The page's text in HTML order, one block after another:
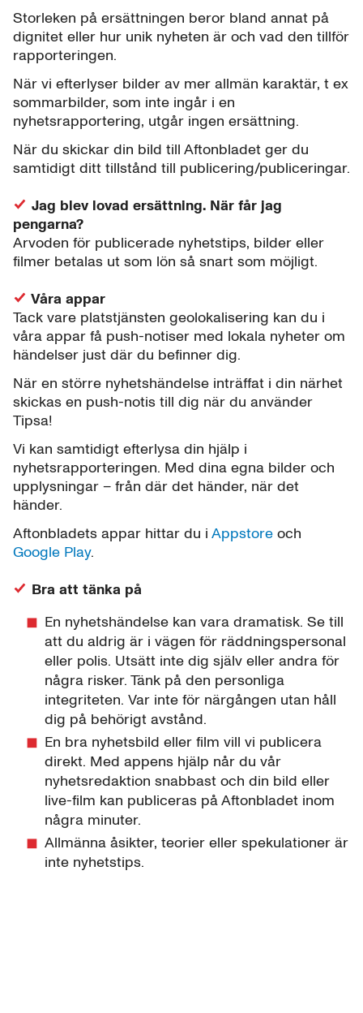
Storleken på ersättningen beror bland annat på
dignitet eller hur unik nyheten är och vad den tillför
rapporteringen.
När vi efterlyser bilder av mer allmän karaktär, t ex
sommarbilder, som inte ingår i en
nyhetsrapportering, utgår ingen ersättning.
När du skickar din bild till Aftonbladet ger du
samtidigt ditt tillstånd till publicering/publiceringar.
Jag blev lovad ersättning. När får jag
pengarna?
Arvoden för publicerade nyhetstips, bilder eller
filmer betalas ut som lön så snart som möjligt.
Våra appar
Tack vare platstjänsten geolokalisering kan du i
våra appar få push-notiser med lokala nyheter om
händelser just där du befinner dig.
När en större nyhetshändelse inträffat i din närhet
skickas en push-notis till dig när du använder
Tipsa!
Vi kan samtidigt efterlysa din hjälp i
nyhetsrapporteringen. Med dina egna bilder och
upplysningar – från där det händer, när det
händer.
Aftonbladets appar hittar du i Appstore och
Google Play.
Bra att tänka på
En nyhetshändelse kan vara dramatisk. Se till
att du aldrig är i vägen för räddningspersonal
eller polis. Utsätt inte dig själv eller andra för
några risker. Tänk på den personliga
integriteten. Var inte för närgången utan håll
dig på behörigt avstånd.
En bra nyhetsbild eller film vill vi publicera
direkt. Med appens hjälp når du vår
nyhetsredaktion snabbast och din bild eller
live-film kan publiceras på Aftonbladet inom
några minuter.
Allmänna åsikter, teorier eller spekulationer är
inte nyhetstips.